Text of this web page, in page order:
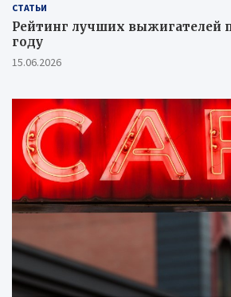
СТАТЬИ
Рейтинг лучших выжигателей
году
15.06.2026